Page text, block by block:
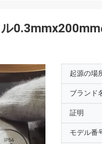
起源の場
ブランド
証明
モデル番